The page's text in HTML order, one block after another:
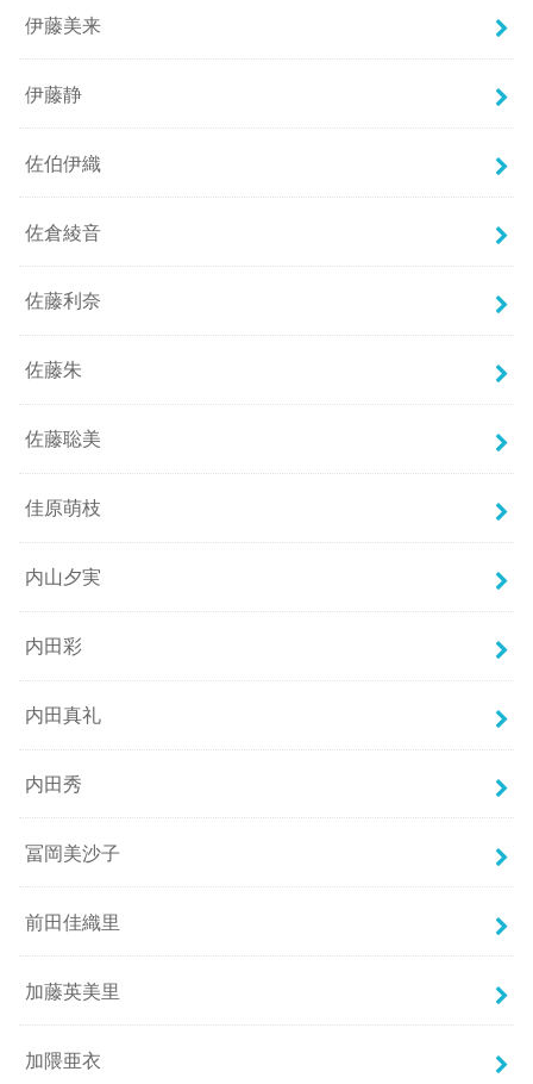
伊藤美来
伊藤静
佐伯伊織
佐倉綾音
佐藤利奈
佐藤朱
佐藤聡美
佳原萌枝
内山夕実
内田彩
内田真礼
内田秀
冨岡美沙子
前田佳織里
加藤英美里
加隈亜衣